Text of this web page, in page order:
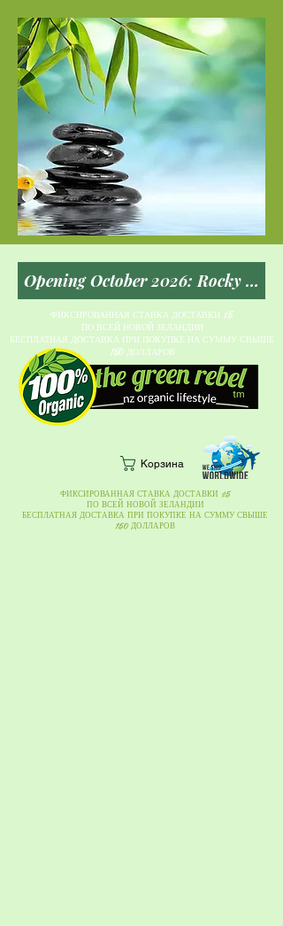
ФИКСИРОВАННАЯ СТАВКА ДОСТАВКИ $5
ПО ВСЕЙ НОВОЙ ЗЕЛАНДИИ
БЕСПЛАТНАЯ ДОСТАВКА ПРИ ПОКУПКЕ НА СУММУ СВЫШЕ
150 ДОЛЛАРОВ
Корзина
ФИКСИРОВАННАЯ СТАВКА ДОСТАВКИ $5
ПО ВСЕЙ НОВОЙ ЗЕЛАНДИИ
БЕСПЛАТНАЯ ДОСТАВКА ПРИ ПОКУПКЕ НА СУММУ СВЫШЕ
150 ДОЛЛАРОВ